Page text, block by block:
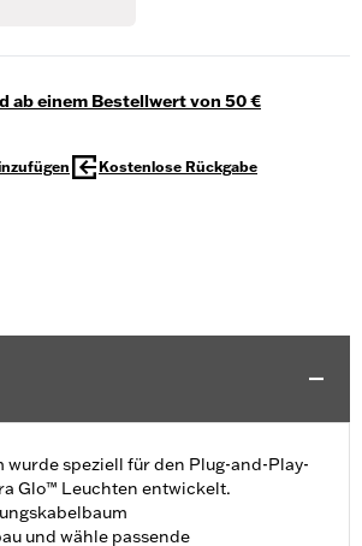
ab einem Bestellwert von 50 €
Kostenlose Rückgabe
wurde speziell für den Plug-and-Play-
Glo™ Leuchten entwickelt.
und wähle passende